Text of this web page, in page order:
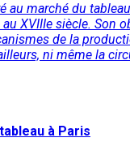
au marché du
XVIIIe siècle. Son
de la
ni même la
à Paris